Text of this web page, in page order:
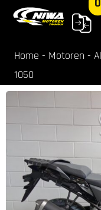
Home - Motoren -
1050